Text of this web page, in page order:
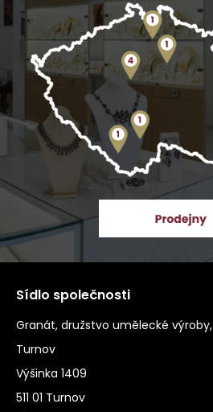
Sídlo společnosti
Granát, družstvo umělecké výroby,
Turnov
Výšinka 1409
511 01 Turnov